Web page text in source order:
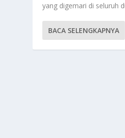
yang digemari di seluruh
BACA SELENGKAPNYA